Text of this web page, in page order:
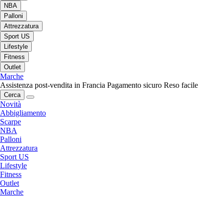
NBA
Palloni
Attrezzatura
Sport US
Lifestyle
Fitness
Outlet
Marche
Assistenza post-vendita in Francia Pagamento sicuro Reso facile
Cerca
Novità
Abbigliamento
Scarpe
NBA
Palloni
Attrezzatura
Sport US
Lifestyle
Fitness
Outlet
Marche